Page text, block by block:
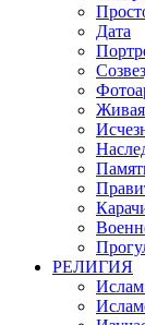
Дата
РЕЛИГИЯ